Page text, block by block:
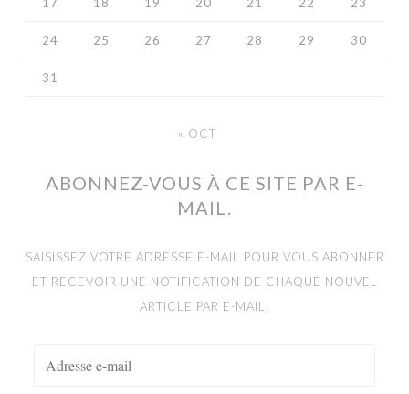
24 25 26 27 28 29 30
31
« OCT
ABONNEZ-VOUS À CE SITE PAR E-
MAIL.
SAISISSEZ VOTRE ADRESSE E-MAIL POUR VOUS ABONNER
ET RECEVOIR UNE NOTIFICATION DE CHAQUE NOUVEL
ARTICLE PAR E-MAIL.